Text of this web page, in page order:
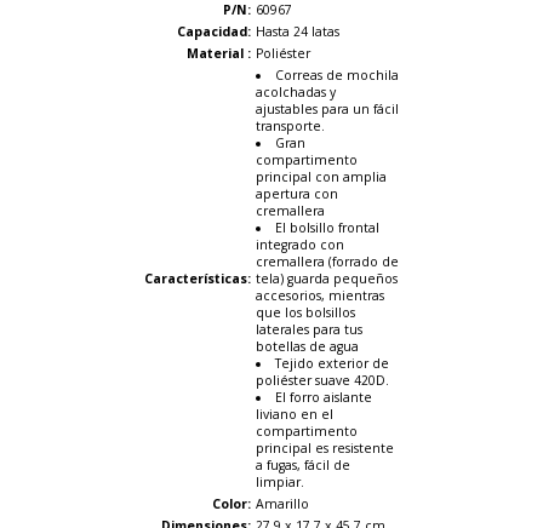
P/N: 60967
Capacidad: Hasta 24 latas
Material : Poliéster
Características:
Correas de mochila
acolchadas y
ajustables para un fácil
transporte.
Gran
compartimento
principal con amplia
apertura con
cremallera
El bolsillo frontal
integrado con
cremallera (forrado de
tela) guarda pequeños
accesorios, mientras
que los bolsillos
laterales para tus
botellas de agua
Tejido exterior de
poliéster suave 420D.
El forro aislante
liviano en el
compartimento
principal es resistente
a fugas, fácil de
limpiar.
Color: Amarillo